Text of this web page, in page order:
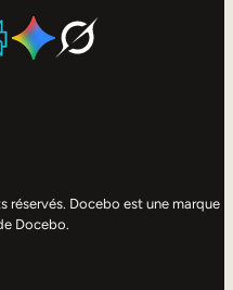
Docebo est une marque
Docebo.